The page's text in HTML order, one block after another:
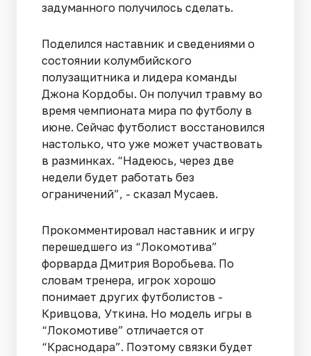
задуманного получилось сделать.
Поделился наставник и сведениями о
состоянии колумбийского
полузащитника и лидера команды
Джона Кордобы. Он получил травму во
время чемпионата мира по футболу в
июне. Сейчас футболист восстановился
настолько, что уже может участвовать
в разминках. “Надеюсь, через две
недели будет работать без
ограничений”, - сказал Мусаев.
Прокомментировал наставник и игру
перешедшего из “Локомотива”
форварда Дмитрия Воробьева. По
словам тренера, игрок хорошо
понимает других футболистов -
Кривцова, Уткина. Но модель игры в
“Локомотиве” отличается от
“Краснодара”. Поэтому связки будет